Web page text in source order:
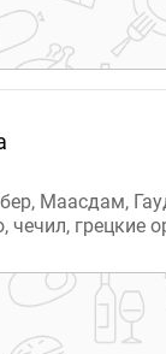
Маасдам,
чечил, грецкие